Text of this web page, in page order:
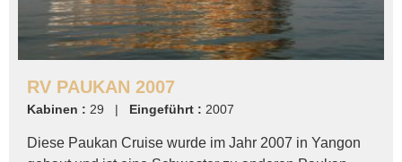
RV PAUKAN 2007
Kabinen : 29 | Eingeführt : 2007
Diese Paukan Cruise wurde im Jahr 2007 in Yangon